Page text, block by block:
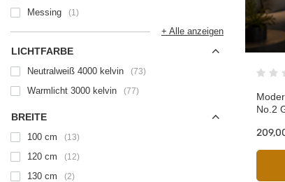
Messing 1
+ Alle anzeigen
LICHTFARBE
Neutralweiß 4000 kelvin 73
Warmlicht 3000 kelvin 77
BREITE
100 cm 13
120 cm 12
130 cm 2
No.2